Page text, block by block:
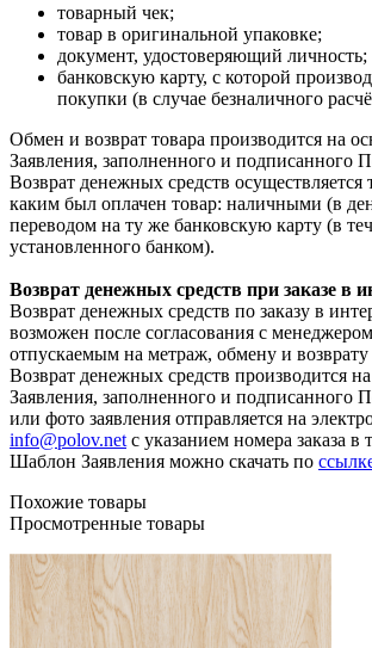
товарный чек;
товар в оригинальной упаковке;
документ, удостоверяющий личность;
банковскую карту, с которой
покупки (в случае безналичного
Обмен и возврат товара производится на
Заявления, заполненного и подписанного
Возврат денежных средств осуществляется
каким был оплачен товар: наличными (в
переводом на ту же банковскую карту (в
установленного банком).
Возврат денежных средств при заказе в
Возврат денежных средств по заказу в
возможен после согласования с
отпускаемым на метраж, обмену и
Возврат денежных средств производится
Заявления, заполненного и подписанного
или фото заявления отправляется на
info@polov.net с указанием номера заказа в
Шаблон Заявления можно скачать по
Похожие товары
Просмотренные товары